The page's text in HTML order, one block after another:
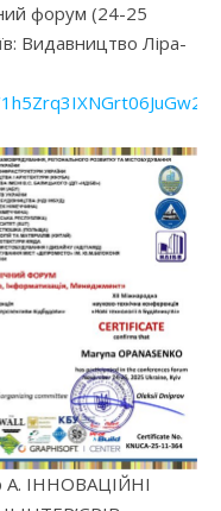
форум (24-25
Видавництво Ліра-
А. ІННОВАЦІЙНІ